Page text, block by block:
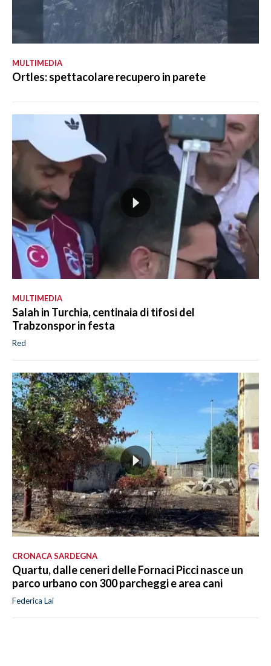
MULTIMEDIA
Ortles: spettacolare recupero in parete
MULTIMEDIA
Salah in Turchia, centinaia di tifosi del
Trabzonspor in festa
Red
CRONACA SARDEGNA
Quartu, dalle ceneri delle Fornaci Picci nasce un
parco urbano con 300 parcheggi e area cani
Federica Lai